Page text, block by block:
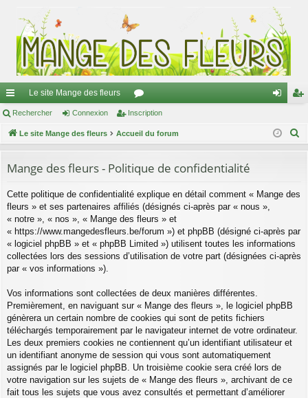
ac
co
ci
s
Le site Mange des fleurs
or
u
s
ne cri
Rechercher Connexion Inscription
Le site Mange des fleurs Accueil du forum
Mange des fleurs - Politique de confidentialité
Cette politique de confidentialité explique en détail comment « Mange des
fleurs » et ses partenaires affiliés (désignés ci-après par « nous »,
« notre », « nos », « Mange des fleurs » et
« https://www.mangedesfleurs.be/forum ») et phpBB (désigné ci-après par
« logiciel phpBB » et « phpBB Limited ») utilisent toutes les informations
collectées lors des sessions d’utilisation de votre part (désignées ci-après
par « vos informations »).
Vos informations sont collectées de deux manières différentes.
Premièrement, en naviguant sur « Mange des fleurs », le logiciel phpBB
génèrera un certain nombre de cookies qui sont de petits fichiers
téléchargés temporairement par le navigateur internet de votre ordinateur.
Les deux premiers cookies ne contiennent qu’un identifiant utilisateur et
un identifiant anonyme de session qui vous sont automatiquement
assignés par le logiciel phpBB. Un troisième cookie sera créé lors de
votre navigation sur les sujets de « Mange des fleurs », archivant de ce
fait tous les sujets que vous avez consultés et permettant d’améliorer